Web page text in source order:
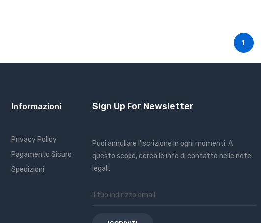
1
Informazioni
Privacy Policy
Pagamento Sicuro
Spedizioni
Sign Up For Newsletter
Puoi annullare l'iscrizione in ogni momenti. A
questo scopo, cerca le info di contatto nelle note
legali.